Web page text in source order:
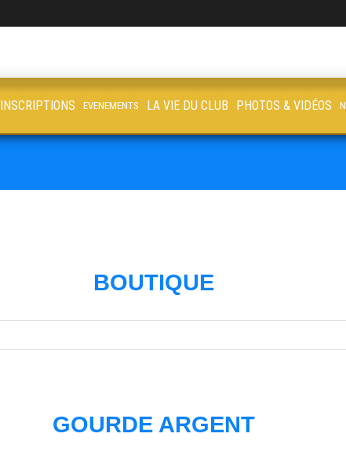
BOUTIQUE
GOURDE ARGENT
INSCRIPTIONS EVENEMENTS LA VIE DU CLUB PHOTOS & VIDÉOS